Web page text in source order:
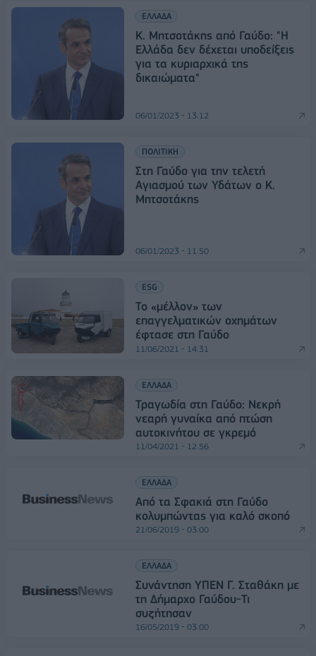
ΕΛΛΑΔΑ
Κ. Μητσοτάκης από Γαύδο: "Η
Ελλάδα δεν δέχεται υποδείξεις
για τα κυριαρχικά της
δικαιώματα"
06/01/2023 - 13:12
ΠΟΛΙΤΙΚΗ
Στη Γαύδο για την τελετή
Αγιασμού των Υδάτων ο Κ.
Μητσοτάκης
06/01/2023 - 11:50
ESG
Το «μέλλον» των
επαγγελματικών οχημάτων
έφτασε στη Γαύδο
11/06/2021 - 14:31
ΕΛΛΑΔΑ
Τραγωδία στη Γαύδο: Νεκρή
νεαρή γυναίκα από πτώση
αυτοκινήτου σε γκρεμό
11/04/2021 - 12:56
ΕΛΛΑΔΑ
Από τα Σφακιά στη Γαύδο
κολυμπώντας για καλό σκοπό
21/06/2019 - 03:00
ΕΛΛΑΔΑ
Συνάντηση ΥΠΕΝ Γ. Σταθάκη με
τη Δήμαρχο Γαύδου-Τι
συζήτησαν
16/05/2019 - 03:00